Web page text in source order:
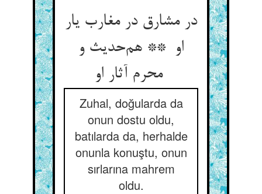
در مشارق در مغارب یار
او ** هم‌حدیث و
محرم آثار او
Zuhal, doğularda da
onun dostu oldu,
batılarda da, herhalde
onunla konuştu, onun
sırlarına mahrem
oldu.